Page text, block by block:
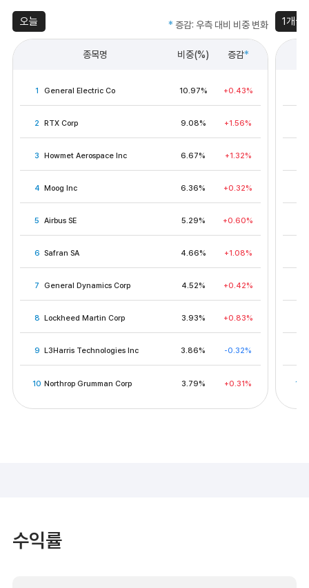
오늘 * 증감: 우측 대비 비중 변화
종목명 비중(%) 증감*
1 General Electric Co 10.97% +0.43%
2 RTX Corp 9.08% +1.56%
3 Howmet Aerospace Inc 6.67% +1.32%
4 Moog Inc 6.36% +0.32%
5 Airbus SE 5.29% +0.60%
6 Safran SA 4.66% +1.08%
7 General Dynamics Corp 4.52% +0.42%
8 Lockheed Martin Corp 3.93% +0.83%
9 L3Harris Technologies Inc 3.86% -0.32%
10 Northrop Grumman Corp 3.79% +0.31%
1개월
10
수익률